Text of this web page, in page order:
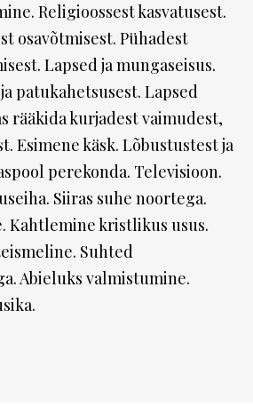
Religioossest kasvatusest.
osavõtmisest. Pühadest
Lapsed ja mungaseisus.
patukahetsusest. Lapsed
rääkida kurjadest vaimudest,
Esimene käsk. Lõbustustest ja
perekonda. Televisioon.
Siiras suhe noortega.
Kahtlemine kristlikus usus.
Suhted
Abieluks valmistumine.